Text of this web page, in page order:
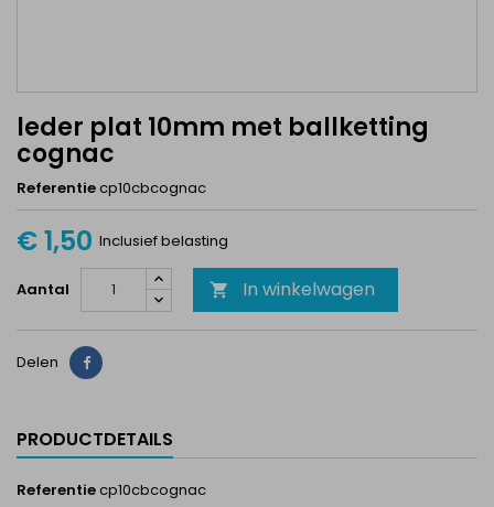
leder plat 10mm met ballketting
cognac
Referentiecp10cbcognac
€ 1,50 Inclusief belasting
Aantal  In winkelwagen
Delen Delen
PRODUCTDETAILS
Referentiecp10cbcognac